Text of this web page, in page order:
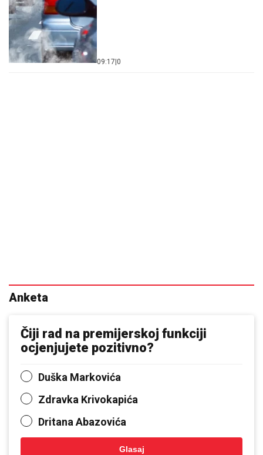
09:17 0
Anketa
Čiji rad na premijerskoj funkciji
ocjenjujete pozitivno?
Duška Markovića
Zdravka Krivokapića
Dritana Abazovića
Glasaj